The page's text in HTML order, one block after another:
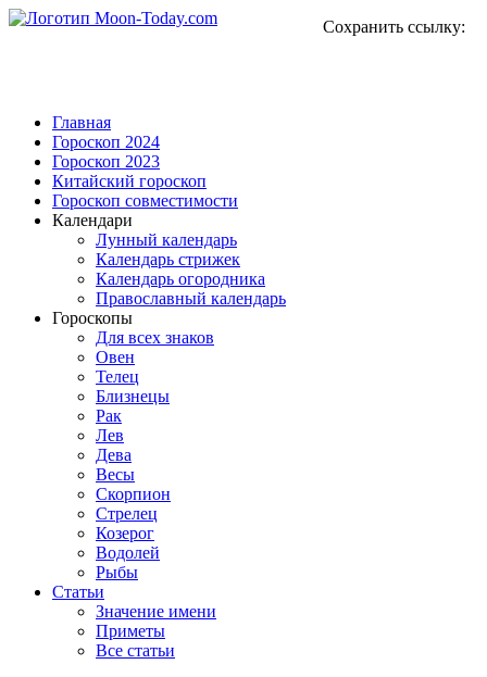
Сохранить ссылку:
Главная
Гороскоп 2024
Гороскоп 2023
Китайский гороскоп
Гороскоп совместимости
Календари
Лунный календарь
Календарь стрижек
Календарь огородника
Православный календарь
Гороскопы
Для всех знаков
Овен
Телец
Близнецы
Рак
Лев
Дева
Весы
Скорпион
Стрелец
Козерог
Водолей
Рыбы
Статьи
Значение имени
Приметы
Все статьи